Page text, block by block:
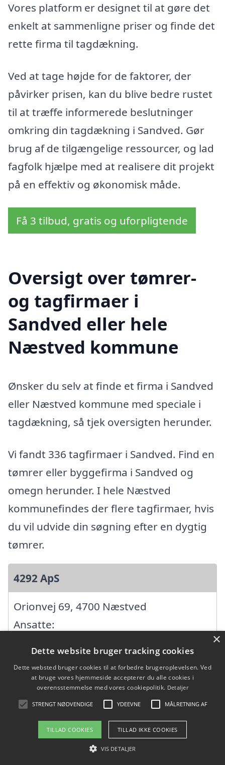
Vores platform er designet til at gøre det
enkelt at sammenligne priser og finde det
rette firma til tagdækning.
Ved at tage højde for de faktorer, der
påvirker prisen, kan du blive bedre rustet
til at træffe informerede beslutninger
omkring din tagdækning i Sandved. Gør
brug af de tilgængelige ressourcer, og lad
fagfolk hjælpe med at realisere dit projekt
på en effektiv og økonomisk måde.
Få 3 tilbud, gratis og uforpligtende
Oversigt over tømrer-
og tagfirmaer i
Sandved eller hele
Næstved kommune
Ønsker du selv at finde et firma i Sandved
eller Næstved kommune med speciale i
tagdækning, så tjek oversigten herunder.
Vi fandt 336 tagfirmaer i Sandved. Find en
tømrer eller byggefirma i Sandved og
omegn herunder. I hele Næstved
kommunefindes der flere tagfirmaer, hvis
du vil udvide din søgning efter en dygtig
tømrer.
4292 ApS
Orionvej 69, 4700 Næstved
Ansatte:
Virksomhedsform: Anpartsselskab
CVR: 42330116
Halfdan Rasmussens Vej 39, 4700
×
Dette website bruger tracking cookies
Dette websted bruger cookies til at forbedre brugeroplevelsen. Ved
at bruge vores hjemmeside accepterer du alle cookies i
overensstemmelse med vores cookiepolitik. Detaljer
STRENGT NØDVENDIGE YDEEVNE MÅLRETNING AF
TILLAD COOKIES TILLAD IKKE COOKIES
VIS DETALJER